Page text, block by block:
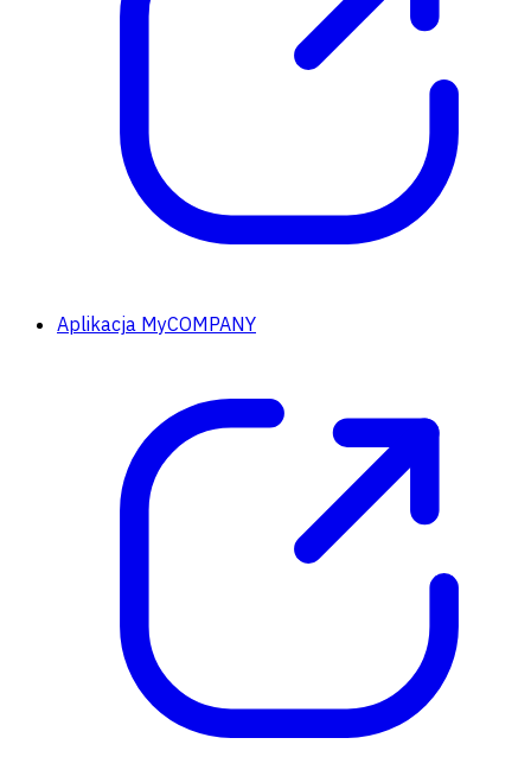
Aplikacja MyCOMPANY